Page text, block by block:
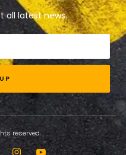
all latest news.
reserved.
I I